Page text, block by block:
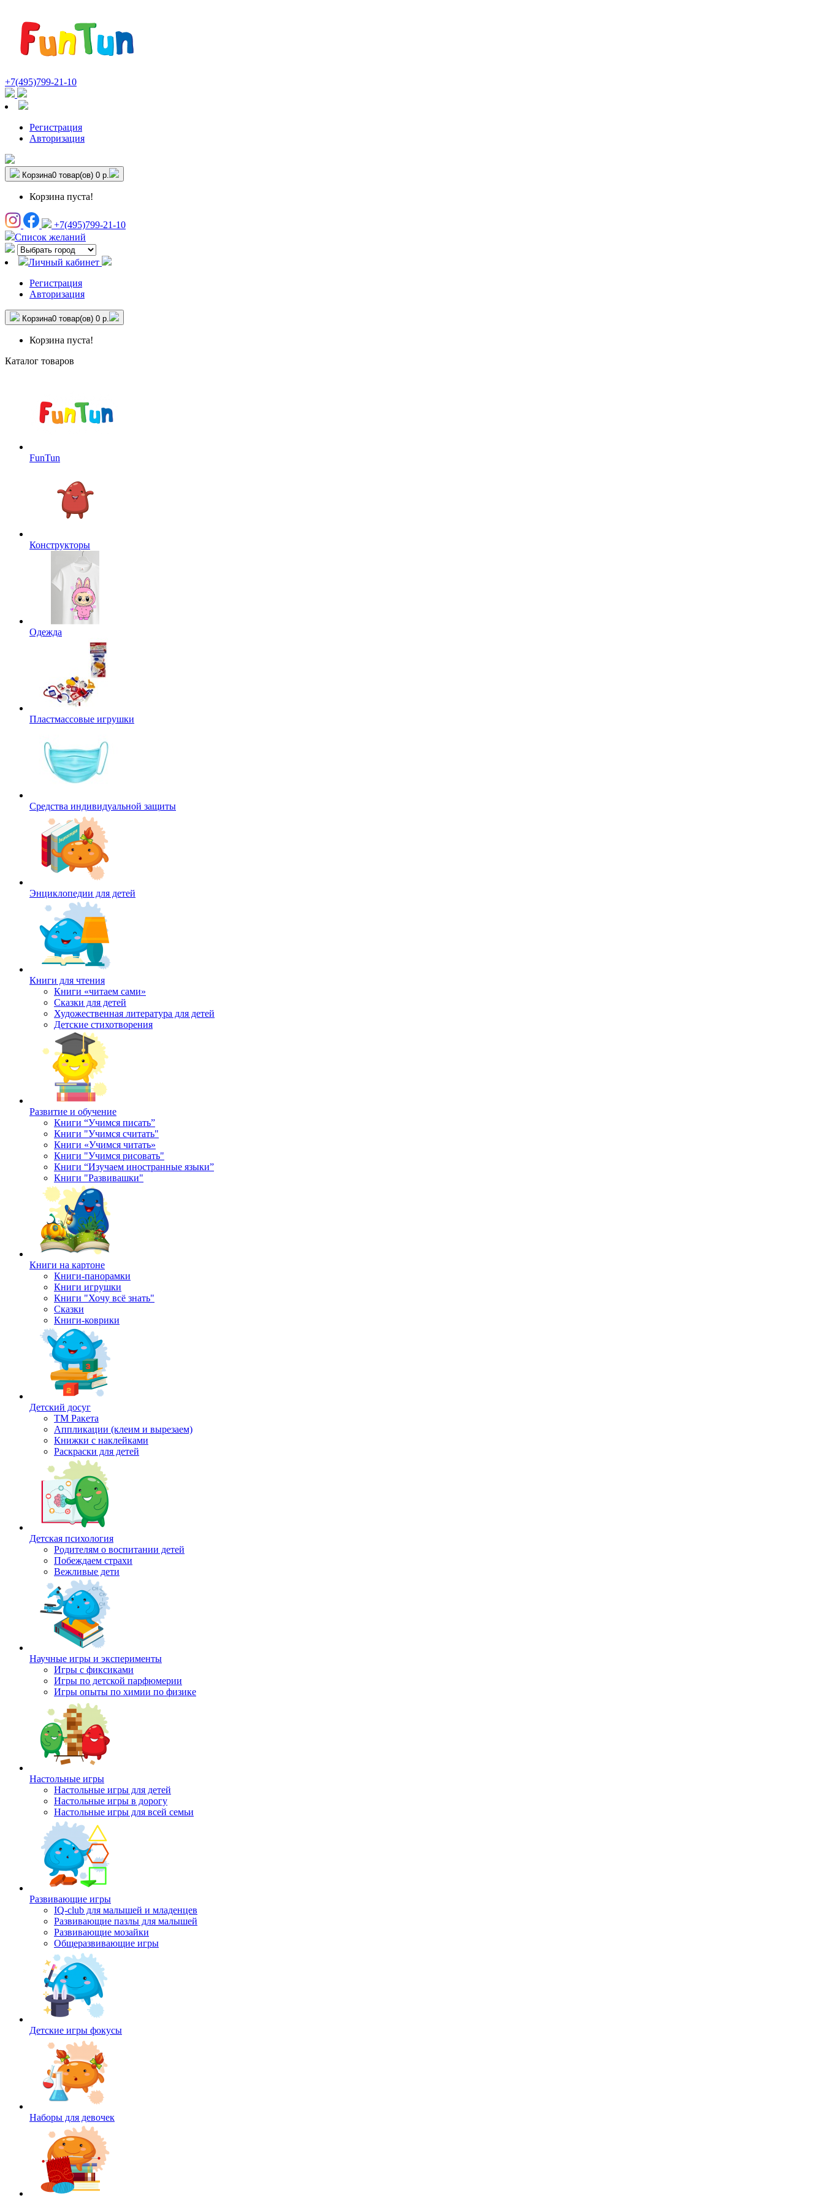
+7(495)799-21-10
Регистрация
Авторизация
Корзина0 товар(ов) 0 р.
Корзина пуста!
+7(495)799-21-10
Список желаний
Личный кабинет
Регистрация
Авторизация
Корзина0 товар(ов) 0 р.
Корзина пуста!
Каталог товаров
FunTun
Конструкторы
Одежда
Пластмассовые игрушки
Средства индивидуальной защиты
Энциклопедии для детей
Книги для чтения
Книги «читаем сами»
Сказки для детей
Художественная литература для детей
Детские стихотворения
Развитие и обучение
Книги “Учимся писать”
Книги "Учимся считать"
Книги «Учимся читать»
Книги "Учимся рисовать"
Книги “Изучаем иностранные языки”
Книги "Развивашки"
Книги на картоне
Книги-панорамки
Книги игрушки
Книги "Хочу всё знать"
Сказки
Книги-коврики
Детский досуг
ТМ Ракета
Аппликации (клеим и вырезаем)
Книжки с наклейками
Раскраски для детей
Детская психология
Родителям о воспитании детей
Побеждаем страхи
Вежливые дети
Научные игры и эксперименты
Игры с фиксиками
Игры по детской парфюмерии
Игры опыты по химии по физике
Настольные игры
Настольные игры для детей
Настольные игры в дорогу
Настольные игры для всей семьи
Развивающие игры
IQ-club для малышей и младенцев
Развивающие пазлы для малышей
Развивающие мозайки
Общеразвивающие игры
Детские игры фокусы
Наборы для девочек